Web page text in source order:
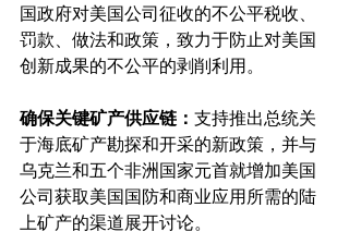
国政府对美国公司征收的不公平税收、
罚款、做法和政策，致力于防止对美国
创新成果的不公平的剥削利用。
确保关键矿产供应链： 支持推出总统关
于海底矿产勘探和开采的新政策，并与
乌克兰和五个非洲国家元首就增加美国
公司获取美国国防和商业应用所需的陆
上矿产的渠道展开讨论。